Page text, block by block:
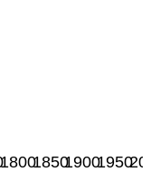
1800185019001950